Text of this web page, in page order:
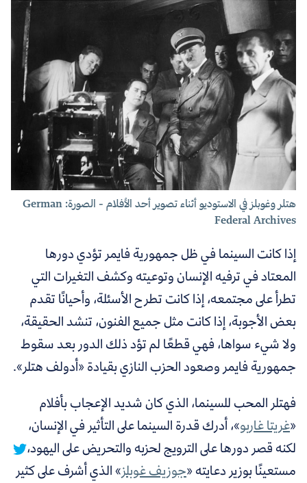
هتلر و غوبلز
في الاستوديو أثناء تصوير أحد الأفلام - الصورة: German
Federal Archives
إذا كانت السينما في ظل جمهورية فايمر تؤدي دورها
المعتاد في ترفيه الإنسان وتوعيته وكشف التغيرات التي
تطرأ على مجتمعه، إذا كانت تطرح الأسئلة، وأحيانًا تقدم
بعض الأجوبة، إذا كانت مثل جميع الفنون، تنشد الحقيقة،
ولا شيء سواها، فهي قطعًا لم تؤد ذلك الدور بعد سقوط
جمهورية فايمر وصعود الحزب النازي بقيادة «أدولف هتلر».
فهتلر المحب للسينما، الذي كانشديد الإعجاب بأفلام
«غريتا غاربو»،أدرك قدرة السينما على التأثير في الإنسان،
لكنه قصر دورها على الترويج لحزبه والتحريض على اليهود،
مستعينًا بوزير دعايته «جوزيف غوبلز» الذي أشرف على كثير